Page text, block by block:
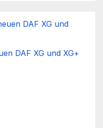
DAF XG und XG+